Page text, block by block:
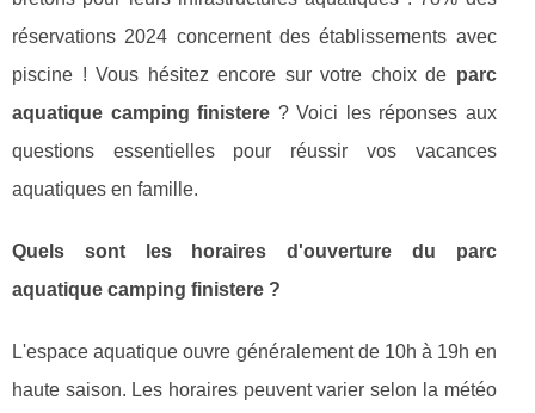
réservations 2024 concernent des établissements avec
piscine ! Vous hésitez encore sur votre choix de parc
aquatique camping finistere ? Voici les réponses aux
questions essentielles pour réussir vos vacances
aquatiques en famille.
Quels sont les horaires d'ouverture du parc
aquatique camping finistere ?
L'espace aquatique ouvre généralement de 10h à 19h en
haute saison. Les horaires peuvent varier selon la météo